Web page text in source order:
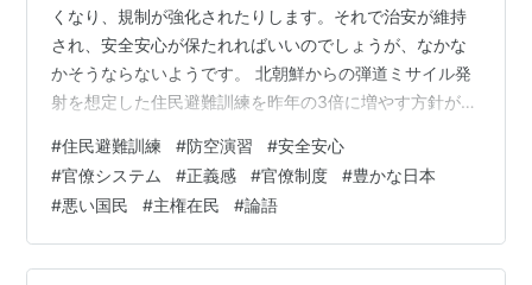
くなり、規制が強化されたりします。それで治安が維持
され、安全安心が保たれればいいのでしょうが、なかな
かそうならないようです。 北朝鮮からの弾道ミサイル発
射を想定した住民避難訓練を昨年の3倍に増やす方針が政
が、それで平和を保つことはできるのでしょうか。どう
にも安全安心が脅かされているように思えてなりませ
ん。 解決しなければならない問題が明らかになっている
はずなのに、何を変えるべきか、どう変えるべきかがわ
かっていないということでしょうか。それではいつまで
#住民避難訓練 #防空演習 #安全安心
#官僚システム #正義感 #官僚制度 #豊かな日本
#悪い国民 #主権在民 #論語